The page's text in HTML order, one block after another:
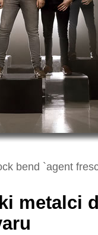
bend `agent
metalci